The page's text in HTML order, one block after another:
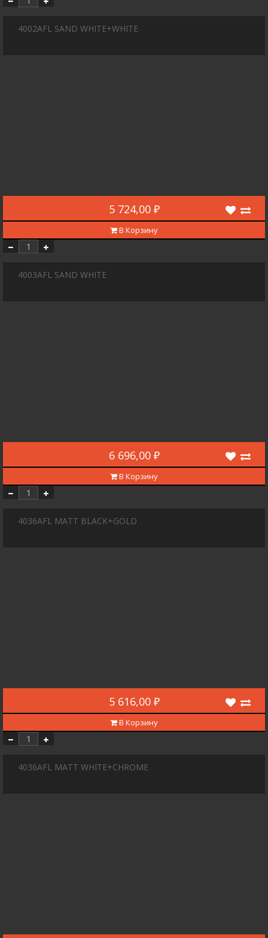
4002AFL SAND WHITE+WHITE
5 724,00 ₽
В Корзину
4003AFL SAND WHITE
6 696,00 ₽
В Корзину
4036AFL MATT BLACK+GOLD
5 616,00 ₽
В Корзину
4036AFL MATT WHITE+CHROME